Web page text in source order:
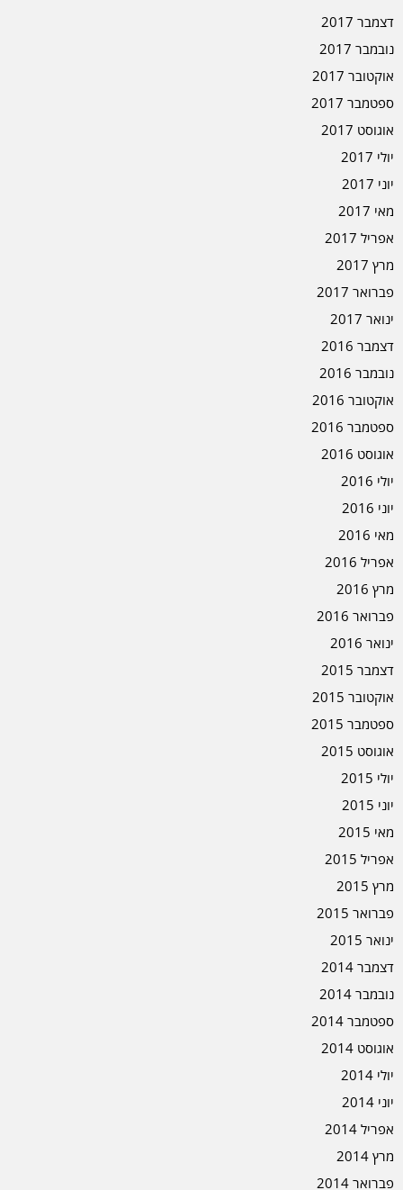
דצמבר 2017
נובמבר 2017
אוקטובר 2017
ספטמבר 2017
אוגוסט 2017
יולי 2017
יוני 2017
מאי 2017
אפריל 2017
מרץ 2017
פברואר 2017
ינואר 2017
דצמבר 2016
נובמבר 2016
אוקטובר 2016
ספטמבר 2016
אוגוסט 2016
יולי 2016
יוני 2016
מאי 2016
אפריל 2016
מרץ 2016
פברואר 2016
ינואר 2016
דצמבר 2015
אוקטובר 2015
ספטמבר 2015
אוגוסט 2015
יולי 2015
יוני 2015
מאי 2015
אפריל 2015
מרץ 2015
פברואר 2015
ינואר 2015
דצמבר 2014
נובמבר 2014
ספטמבר 2014
אוגוסט 2014
יולי 2014
יוני 2014
אפריל 2014
מרץ 2014
פברואר 2014